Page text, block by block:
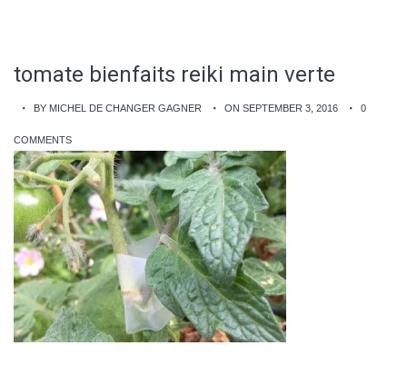
tomate bienfaits reiki main verte
BY MICHEL DE CHANGER GAGNER ON SEPTEMBER 3, 2016 0
COMMENTS